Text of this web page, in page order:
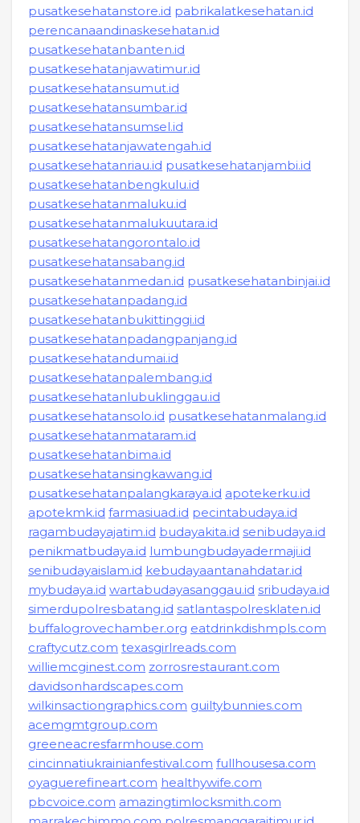
pusatkesehatanstore.id pabrikalatkesehatan.id
perencanaandinaskesehatan.id
pusatkesehatanbanten.id
pusatkesehatanjawatimur.id
pusatkesehatansumut.id
pusatkesehatansumbar.id
pusatkesehatansumsel.id
pusatkesehatanjawatengah.id
pusatkesehatanriau.id pusatkesehatanjambi.id
pusatkesehatanbengkulu.id
pusatkesehatanmaluku.id
pusatkesehatanmalukuutara.id
pusatkesehatangorontalo.id
pusatkesehatansabang.id
pusatkesehatanmedan.id pusatkesehatanbinjai.id
pusatkesehatanpadang.id
pusatkesehatanbukittinggi.id
pusatkesehatanpadangpanjang.id
pusatkesehatandumai.id
pusatkesehatanpalembang.id
pusatkesehatanlubuklinggau.id
pusatkesehatansolo.id pusatkesehatanmalang.id
pusatkesehatanmataram.id
pusatkesehatanbima.id
pusatkesehatansingkawang.id
pusatkesehatanpalangkaraya.id apotekerku.id
apotekmk.id farmasiuad.id pecintabudaya.id
ragambudayajatim.id budayakita.id senibudaya.id
penikmatbudaya.id lumbungbudayadermaji.id
senibudayaislam.id kebudayaantanahdatar.id
mybudaya.id wartabudayasanggau.id sribudaya.id
simerdupolresbatang.id satlantaspolresklaten.id
buffalogrovechamber.org eatdrinkdishmpls.com
craftycutz.com texasgirlreads.com
williemcginest.com zorrosrestaurant.com
davidsonhardscapes.com
wilkinsactiongraphics.com guiltybunnies.com
acemgmtgroup.com
greeneacresfarmhouse.com
cincinnatiukrainianfestival.com fullhousesa.com
oyaguerefineart.com healthywife.com
pbcvoice.com amazingtimlocksmith.com